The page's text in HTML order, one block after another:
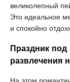
великолепный
Это идеальное
и спокойно
Праздник
развлечения